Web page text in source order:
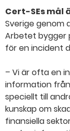
Cert-SEs mål
Sverige genom
Arbetet bygger
för en incident
– Vi är ofta en
information
speciellt till
kunskap om
finansiella